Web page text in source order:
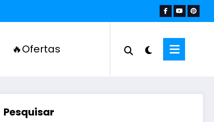
🔥Ofertas
Pesquisar